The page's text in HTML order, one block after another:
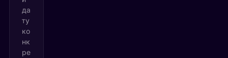
да
ту
ко
нк
ре